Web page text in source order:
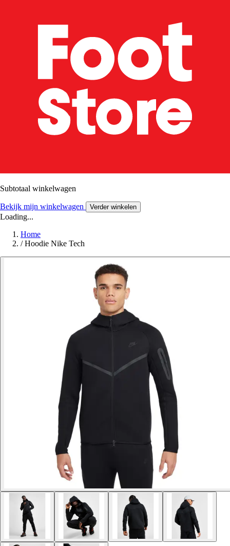
Subtotaal winkelwagen
Bekijk mijn winkelwagen Verder winkelen
Loading...
Home
/ Hoodie Nike Tech